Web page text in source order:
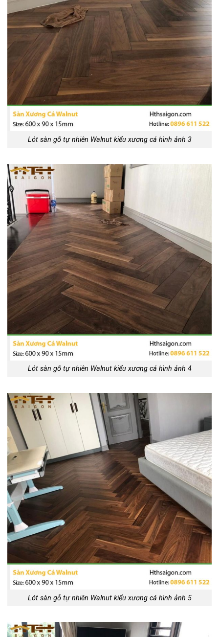
Lót sàn gỗ tự nhiên Walnut kiểu xương cá hình ảnh 3
Lót sàn gỗ tự nhiên Walnut kiểu xương cá hình ảnh 4
Lót sàn gỗ tự nhiên Walnut kiểu xương cá hình ảnh 5